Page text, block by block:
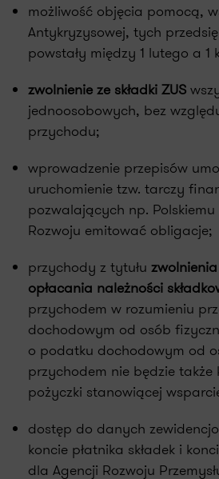
możliwość objęcia pomocą,
Antykryzysowej, tych
powstały między 1 lutego a 1
zwolnienie ze składki ZUS
jednoosobowych, bez
przychodu;
wprowadzenie przepisów
uruchomienie tzw. tarczy
pozwalających np. Polskiemu
Rozwoju emitować obligacje;
przychody z tytułu
opłacania należności
przychodem w rozumieniu
dochodowym od osób
o podatku dochodowym od
przychodem nie będzie także
pożyczki stanowiącej
dostęp do danych
koncie płatnika składek i
dla Agencji Rozwoju